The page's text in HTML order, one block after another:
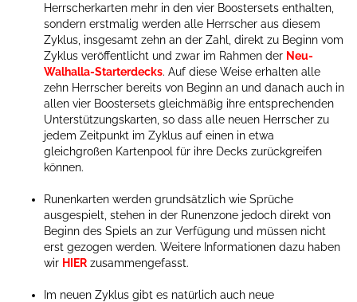
Herrscherkarten mehr in den vier Boostersets enthalten,
sondern erstmalig werden alle Herrscher aus diesem
Zyklus, insgesamt zehn an der Zahl, direkt zu Beginn vom
Zyklus veröffentlicht und zwar im Rahmen der Neu-
Walhalla-Starterdecks. Auf diese Weise erhalten alle
zehn Herrscher bereits von Beginn an und danach auch in
allen vier Boostersets gleichmäßig ihre entsprechenden
Unterstützungskarten, so dass alle neuen Herrscher zu
jedem Zeitpunkt im Zyklus auf einen in etwa
gleichgroßen Kartenpool für ihre Decks zurückgreifen
können.
Runenkarten werden grundsätzlich wie Sprüche
ausgespielt, stehen in der Runenzone jedoch direkt von
Beginn des Spiels an zur Verfügung und müssen nicht
erst gezogen werden. Weitere Informationen dazu haben
wir HIER zusammengefasst.
Im neuen Zyklus gibt es natürlich auch neue